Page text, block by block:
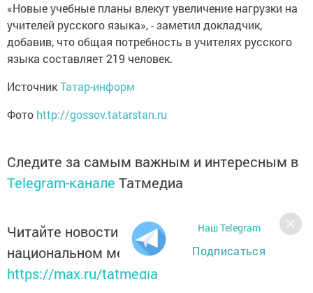
«Новые учебные планы влекут увеличение нагрузки на
учителей русского языка», - заметил докладчик,
добавив, что общая потребность в учителях русского
языка составляет 219 человек.
ИсточникТатар-информ
Фото http://gossov.tatarstan.ru
Следите за самым важным и интересным в
Telegram-канале Татмедиа
Читайте новости Татарстана в
национальном мессенджере MАХ:
https://max.ru/tatmedia
Наш Telegram
Подписаться